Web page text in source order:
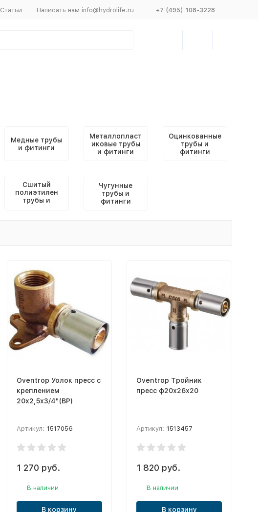
Статьи Написать нам info@hydrolife.ru +7 (495) 108-3228
Медные трубы
и фитинги
Металлопласт
иковые трубы
и фитинги
Оцинкованные
трубы и
фитинги
Сшитый
полиэтилен
трубы и
Чугунные
трубы и
фитинги
Oventrop Уолок пресс с
креплением
20х2,5х3/4"(ВР)
Артикул: 1517056
1 270 руб.
В наличии
В корзину
Oventrop Тройник
пресс ф20х26х20
Артикул: 1513457
1 820 руб.
В наличии
В корзину